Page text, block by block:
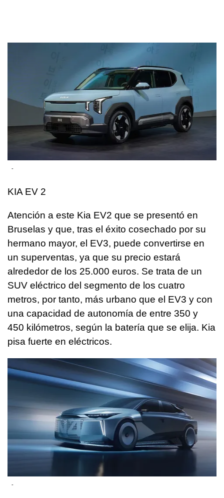
-
KIA EV 2
Atención a este Kia EV2 que se presentó en
Bruselas y que, tras el éxito cosechado por su
hermano mayor, el EV3, puede convertirse en
un superventas, ya que su precio estará
alrededor de los 25.000 euros. Se trata de un
SUV eléctrico del segmento de los cuatro
metros, por tanto, más urbano que el EV3 y con
una capacidad de autonomía de entre 350 y
450 kilómetros, según la batería que se elija. Kia
pisa fuerte en eléctricos.
-